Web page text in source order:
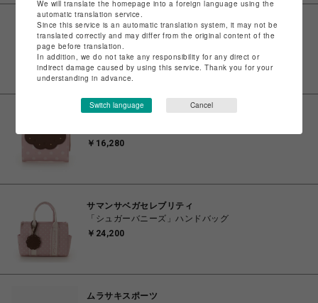
ビーバー
Needles/ニードルズ 別注Shawl Collar S/S Polo -
Cotton Pique - NAVY-
￥16,500
サマンサベガセレブリティ
￥16,280
サマンサベガセレブリティ
「シュガーバニーズ」ハンドバッグ
￥24,200
ムラサキスポーツ
We will translate the homepage into a foreign language using the
automatic translation service.
Since this service is an automatic translation system, it may not be
translated correctly and may differ from the original content of the
page before translation.
In addition, we do not take any responsibility for any direct or
indirect damage caused by using this service. Thank you for your
understanding in advance.
Switch language Cancel